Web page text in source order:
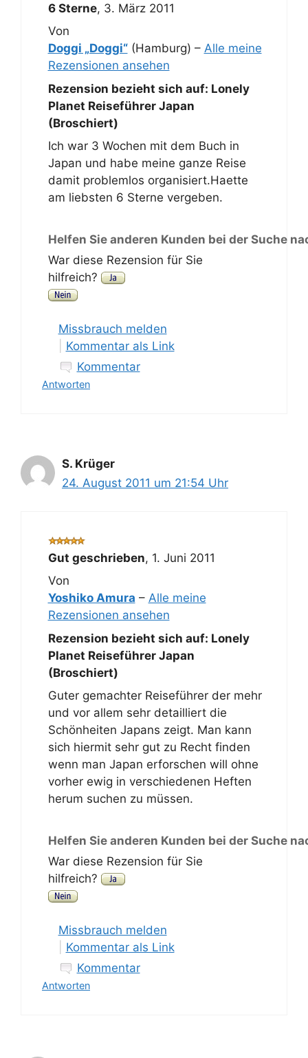
6 Sterne, 3. März 2011
Von
Doggi „Doggi“(Hamburg) – Alle meine
Rezensionen ansehen
Rezension bezieht sich auf: Lonely
Planet Reiseführer Japan
(Broschiert)
Ich war 3 Wochen mit dem Buch in
Japan und habe meine ganze Reise
damit problemlos organisiert.Haette
am liebsten 6 Sterne vergeben.
Helfen Sie anderen Kunden bei der Suche
War diese Rezension für Sie
hilfreich?
Missbrauch melden
Kommentar als Link
Kommentar
Antworten
S. Krüger
24. August 2011 um 21:54 Uhr
Gut geschrieben, 1. Juni 2011
Von
Yoshiko Amura – Alle meine
Rezensionen ansehen
Rezension bezieht sich auf: Lonely
Planet Reiseführer Japan
(Broschiert)
Guter gemachter Reiseführer der mehr
und vor allem sehr detailliert die
Schönheiten Japans zeigt. Man kann
sich hiermit sehr gut zu Recht finden
wenn man Japan erforschen will ohne
vorher ewig in verschiedenen Heften
herum suchen zu müssen.
Helfen Sie anderen Kunden bei der Suche
War diese Rezension für Sie
hilfreich?
Missbrauch melden
Kommentar als Link
Kommentar
Antworten